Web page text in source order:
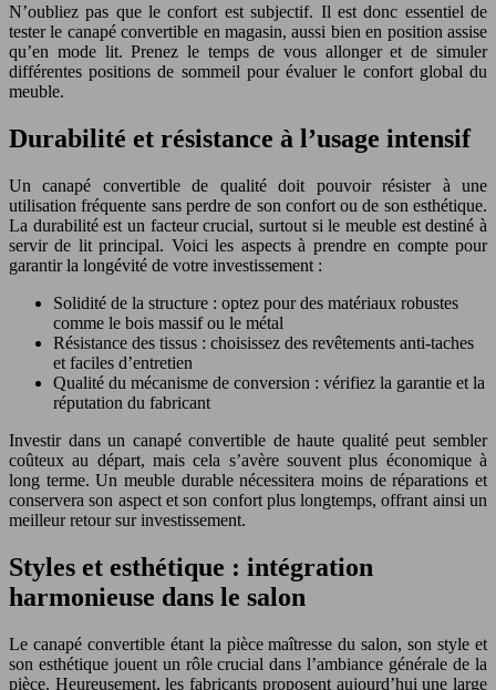
N’oubliez pas que le confort est subjectif. Il est donc essentiel de
tester le canapé convertible en magasin, aussi bien en position assise
qu’en mode lit. Prenez le temps de vous allonger et de simuler
différentes positions de sommeil pour évaluer le confort global du
meuble.
Durabilité et résistance à l’usage intensif
Un canapé convertible de qualité doit pouvoir résister à une
utilisation fréquente sans perdre de son confort ou de son esthétique.
La durabilité est un facteur crucial, surtout si le meuble est destiné à
servir de lit principal. Voici les aspects à prendre en compte pour
garantir la longévité de votre investissement :
Solidité de la structure : optez pour des matériaux robustes
comme le bois massif ou le métal
Résistance des tissus : choisissez des revêtements anti-taches
et faciles d’entretien
Qualité du mécanisme de conversion : vérifiez la garantie et la
réputation du fabricant
Investir dans un canapé convertible de haute qualité peut sembler
coûteux au départ, mais cela s’avère souvent plus économique à
long terme. Un meuble durable nécessitera moins de réparations et
conservera son aspect et son confort plus longtemps, offrant ainsi un
meilleur retour sur investissement.
Styles et esthétique : intégration
harmonieuse dans le salon
Le canapé convertible étant la pièce maîtresse du salon, son style et
son esthétique jouent un rôle crucial dans l’ambiance générale de la
pièce. Heureusement, les fabricants proposent aujourd’hui une large